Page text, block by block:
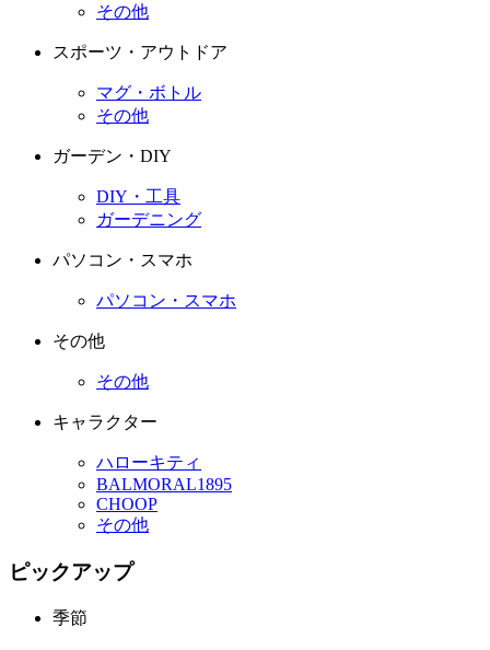
その他
スポーツ・アウトドア
マグ・ボトル
その他
ガーデン・DIY
DIY・工具
ガーデニング
パソコン・スマホ
パソコン・スマホ
その他
その他
キャラクター
ハローキティ
BALMORAL1895
CHOOP
その他
ピックアップ
季節